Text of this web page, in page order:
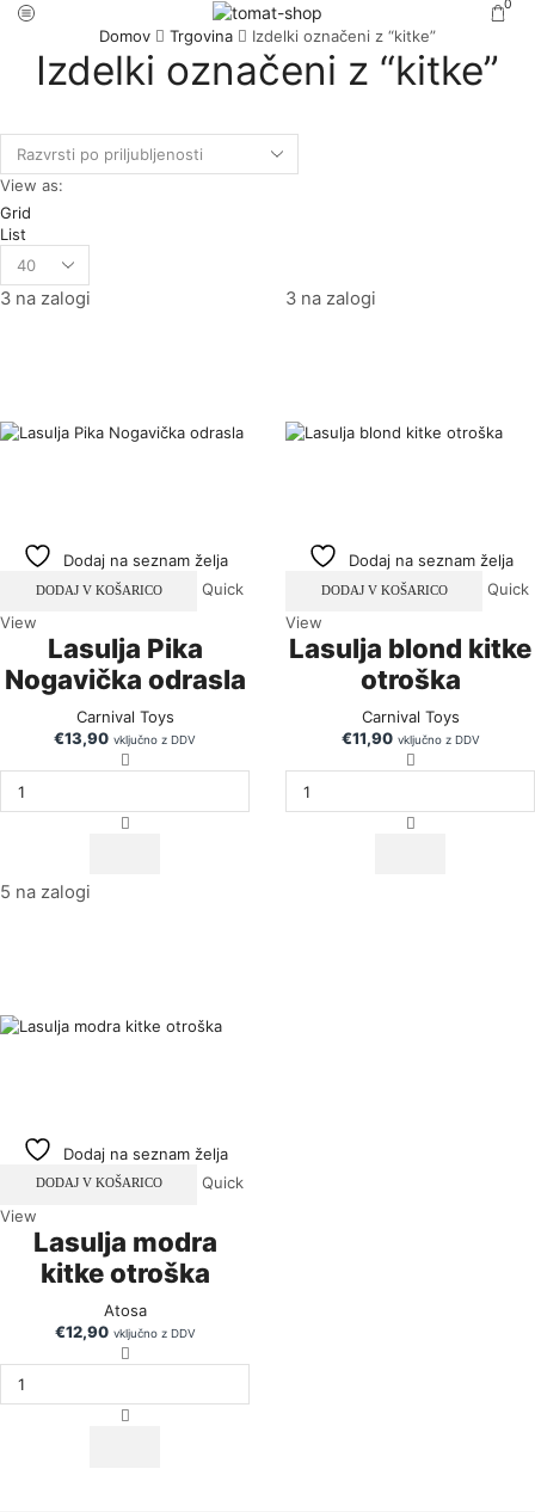
0
Domov Trgovina Izdelki označeni z “kitke”
Izdelki označeni z “kitke”
View as:
Grid
List
3 na zalogi
Dodaj na seznam želja
DODAJ V KOŠARICO
Quick
View
Lasulja Pika
Nogavička odrasla
Carnival Toys
€13,90 vključno z DDV
3 na zalogi
Dodaj na seznam želja
DODAJ V KOŠARICO
Quick
View
Lasulja blond kitke
otroška
Carnival Toys
€11,90 vključno z DDV
5 na zalogi
Dodaj na seznam želja
DODAJ V KOŠARICO
Quick
View
Lasulja modra
kitke otroška
Atosa
€12,90 vključno z DDV